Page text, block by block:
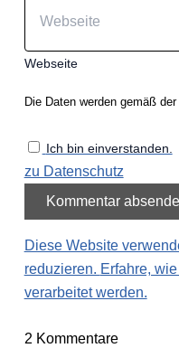
Webseite
Die Daten werden gemäß
Ich bin einverstanden.
zu Datenschutz
Diese Website
reduzieren. Erfahre,
verarbeitet werden.
2 Kommentare